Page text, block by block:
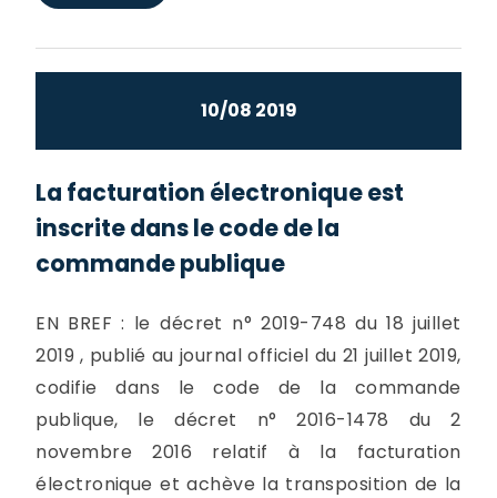
10/08 2019
La facturation électronique est
inscrite dans le code de la
commande publique
EN BREF : le décret n° 2019-748 du 18 juillet
2019 , publié au journal officiel du 21 juillet 2019,
codifie dans le code de la commande
publique, le décret n° 2016-1478 du 2
novembre 2016 relatif à la facturation
électronique et achève la transposition de la